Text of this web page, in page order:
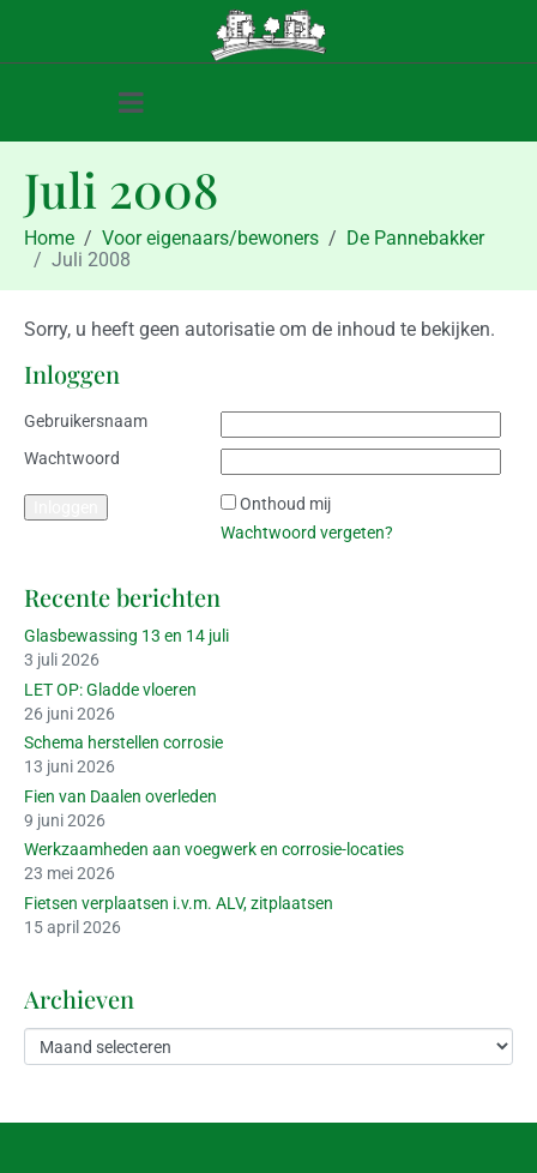
Juli 2008
Home Voor eigenaars/bewoners
De Pannebakker
Juli 2008
Sorry, u heeft geen autorisatie om de inhoud te bekijken.
Inloggen
Gebruikersnaam
Wachtwoord
Onthoud mij
Wachtwoord vergeten?
Recente berichten
Glasbewassing 13 en 14 juli
3 juli 2026
LET OP: Gladde vloeren
26 juni 2026
Schema herstellen corrosie
13 juni 2026
Fien van Daalen overleden
9 juni 2026
Werkzaamheden aan voegwerk en corrosie-locaties
23 mei 2026
Fietsen verplaatsen i.v.m. ALV, zitplaatsen
15 april 2026
Archieven